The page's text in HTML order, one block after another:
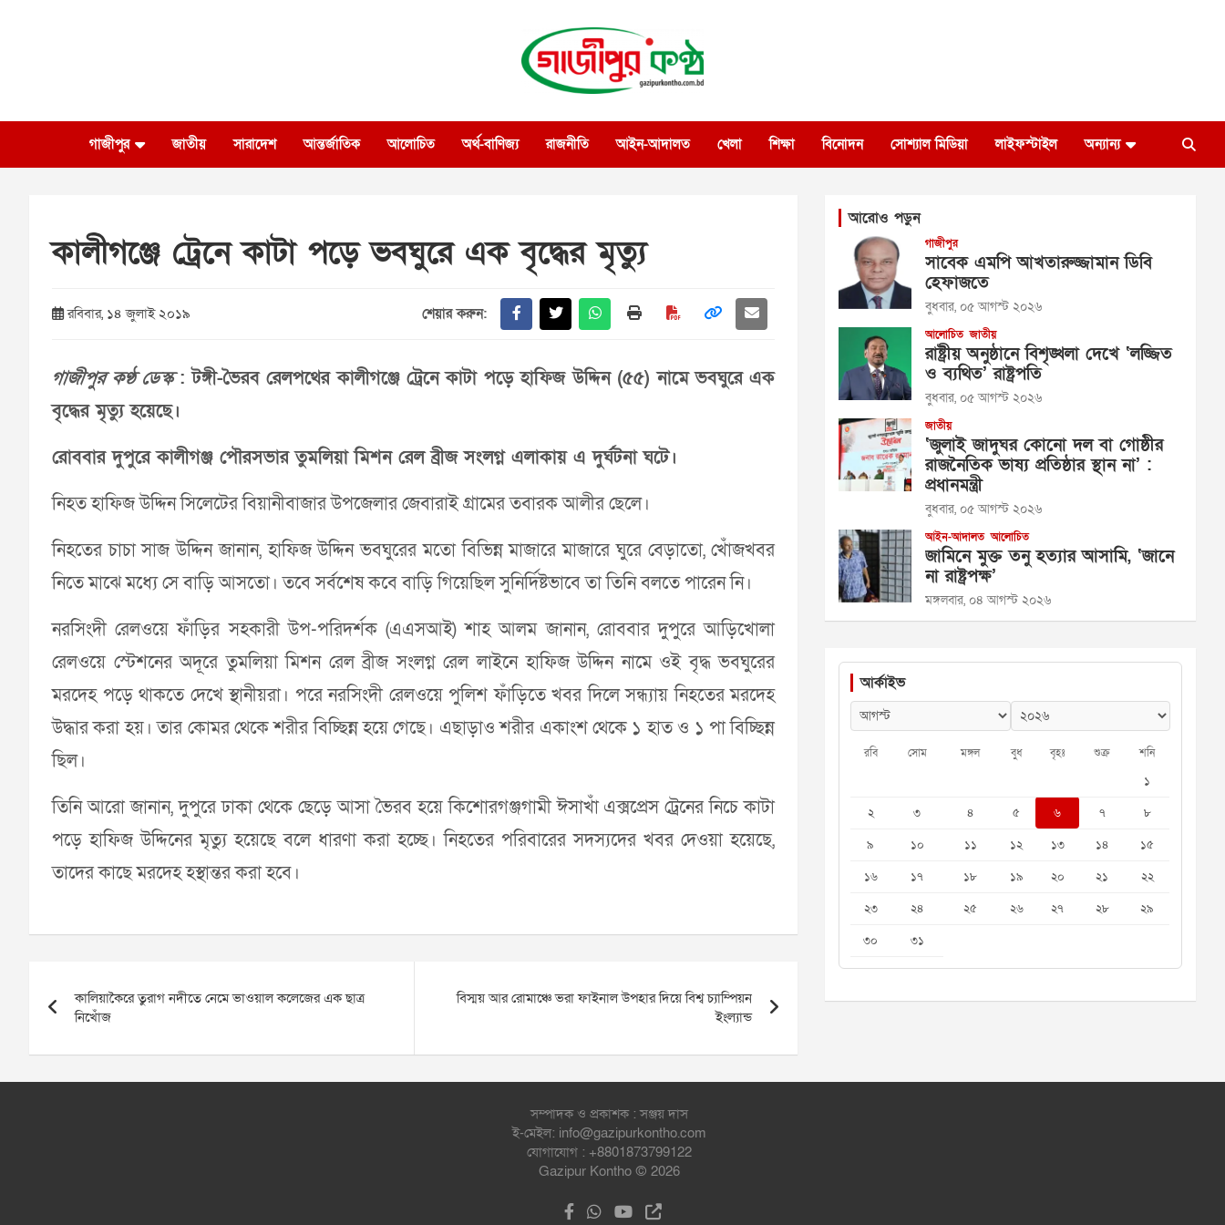
গাজীপুর কণ্ঠ
গাজীপুর জাতীয় সারাদেশ আন্তর্জাতিক আলোচিত অর্থ-বাণিজ্য রাজনীতি আইন-আদালত খেলা শিক্ষা বিনোদন সোশ্যাল মিডিয়া লাইফস্টাইল অন্যান্য
কালীগঞ্জে ট্রেনে কাটা পড়ে ভবঘুরে এক বৃদ্ধের মৃত্যু
রবিবার, ১৪ জুলাই ২০১৯ শেয়ার করুন:
গাজীপুর কণ্ঠ ডেস্ক: টঙ্গী-ভৈরব রেলপথের কালীগঞ্জে ট্রেনে কাটা পড়ে হাফিজ উদ্দিন (৫৫) নামে ভবঘুরে এক
বৃদ্ধের মৃত্যু হয়েছে।
রোববার দুপুরে কালীগঞ্জ পৌরসভার তুমলিয়া মিশন রেল ব্রীজ সংলগ্ন এলাকায় এ দুর্ঘটনা ঘটে।
নিহত হাফিজ উদ্দিন সিলেটের বিয়ানীবাজার উপজেলার জেবারাই গ্রামের তবারক আলীর ছেলে।
নিহতের চাচা সাজ উদ্দিন জানান, হাফিজ উদ্দিন ভবঘুরের মতো বিভিন্ন মাজারে মাজারে ঘুরে বেড়াতো, খোঁজখবর
নিতে মাঝে মধ্যে সে বাড়ি আসতো। তবে সর্বশেষ কবে বাড়ি গিয়েছিল সুনির্দিষ্টভাবে তা তিনি বলতে পারেন নি।
নরসিংদী রেলওয়ে ফাঁড়ির সহকারী উপ-পরিদর্শক (এএসআই) শাহ আলম জানান, রোববার দুপুরে আড়িখোলা
রেলওয়ে স্টেশনের অদূরে তুমলিয়া মিশন রেল ব্রীজ সংলগ্ন রেল লাইনে হাফিজ উদ্দিন নামে ওই বৃদ্ধ ভবঘুরের
মরদেহ পড়ে থাকতে দেখে স্থানীয়রা। পরে নরসিংদী রেলওয়ে পুলিশ ফাঁড়িতে খবর দিলে সন্ধ্যায় নিহতের মরদেহ
উদ্ধার করা হয়। তার কোমর থেকে শরীর বিচ্ছিন্ন হয়ে গেছে। এছাড়াও শরীর একাংশ থেকে ১ হাত ও ১ পা বিচ্ছিন্ন
ছিল।
তিনি আরো জানান, দুপুরে ঢাকা থেকে ছেড়ে আসা ভৈরব হয়ে কিশোরগঞ্জগামী ঈসাখাঁ এক্সপ্রেস ট্রেনের নিচে কাটা
পড়ে হাফিজ উদ্দিনের মৃত্যু হয়েছে বলে ধারণা করা হচ্ছে। নিহতের পরিবারের সদস্যদের খবর দেওয়া হয়েছে,
তাদের কাছে মরদেহ হস্থান্তর করা হবে।
navigation
কালিয়াকৈরে তুরাগ নদীতে নেমে ভাওয়াল কলেজের এক ছাত্র
নিখোঁজ
বিস্ময় আর রোমাঞ্চে ভরা ফাইনাল উপহার দিয়ে বিশ্ব চ্যাম্পিয়ন
ইংল্যান্ড
আরোও পড়ুন
গাজীপুর
সাবেক এমপি আখতারুজ্জামান ডিবি
হেফাজতে
বুধবার, ০৫ আগস্ট ২০২৬
আলোচিত জাতীয়
রাষ্ট্রীয় অনুষ্ঠানে বিশৃঙ্খলা দেখে ‘লজ্জিত
ও ব্যথিত’ রাষ্ট্রপতি
বুধবার, ০৫ আগস্ট ২০২৬
জাতীয়
‘জুলাই জাদুঘর কোনো দল বা গোষ্ঠীর
রাজনৈতিক ভাষ্য প্রতিষ্ঠার স্থান না’ :
প্রধানমন্ত্রী
বুধবার, ০৫ আগস্ট ২০২৬
আইন-আদালত আলোচিত
জামিনে মুক্ত তনু হত্যার আসামি, ‘জানে
না রাষ্ট্রপক্ষ’
মঙ্গলবার, ০৪ আগস্ট ২০২৬
আর্কাইভ
রবি সোম মঙ্গল বুধ বৃহঃ শুক্র শনি
১
২
৩ ৪ ৫ ৬ ৭
৮
৯
১০ ১১ ১২ ১৩ ১৪
১৫
১৬
১৭ ১৮ ১৯ ২০ ২১
২২
২৩
২৪ ২৫ ২৬ ২৭ ২৮
২৯
৩০
৩১
সম্পাদক ও প্রকাশক : সঞ্জয় দাস
ই-মেইল: info@gazipurkontho.com
যোগাযোগ : +8801873799122
Gazipur Kontho © 2026